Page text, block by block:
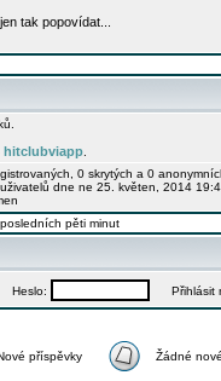
tak popovídat...
hitclubviapp
0 skrytých a 0
uživatelů dne ne 25. květen, 2014
pěti minut
Heslo: Přihlásit
příspěvky Žádné